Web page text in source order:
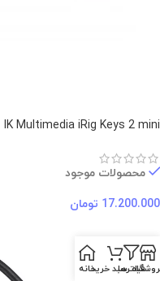
IK Multimedia iRig Keys 2 mini
محصولات موجود
17.200.000 تومان
فیلترهاسبد خریدخانه